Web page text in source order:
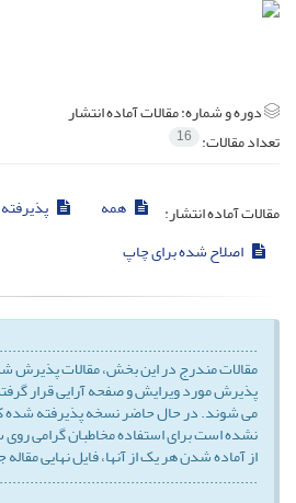
دوره و شماره:مقالات آماده انتشار
تعداد مقالات: 16
مقالات آماده انتشار: همه
اصلاح شده برای چاپ
مقالات مندرج در این بخش، مقالات پذیرش
پذیرش مورد ویرایش و صفحه آرایی قرار
می شوند. در حال حاضر نسخه پذیرفته شده
نشده است برای استفاده مخاطبان گرامی
از آماده شدن هر یک از آنها، فایل نهایی